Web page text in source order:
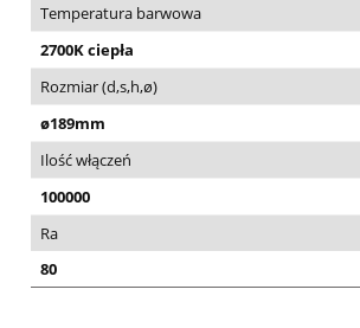
Temperatura barwowa
2700K ciepła
Rozmiar (d,s,h,ø)
ø189mm
Ilość włączeń
100000
Ra
80